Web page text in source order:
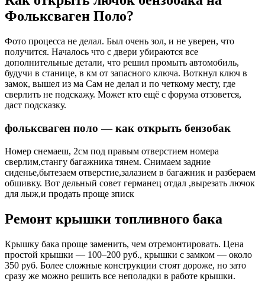
Фольксваген Поло?
Фото процесса не делал. Был очень зол, и не уверен, что
получится. Началось что с двери убираются все
дополнительные детали, что решил промыть автомобиль,
будучи в станице, в км от запасного ключа. Воткнул ключ в
замок, вышел из ма Сам не делал и по четкому месту, где
сверлить не подскажу. Может кто ещё с форума отзовется,
даст подсказку.
фольксваген поло — как открыть бензобак
Номер снемаеш, 2см под правым отверстием номера
сверлим,стангу багажника тянем. Снимаем задние
сиденье,бытезаем отверстие,залазием в багажник и разбераем
обшивку. Вот дельный совет германец отдал ,вырезать лючок
для лыж,и продать проще зписк
Ремонт крышки топливного бака
Крышку бака проще заменить, чем отремонтировать. Цена
простой крышки — 100–200 руб., крышки с замком — около
350 руб. Более сложные конструкции стоят дороже, но зато
сразу же можно решить все неполадки в работе крышки.